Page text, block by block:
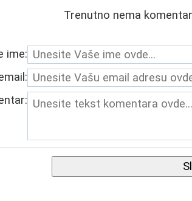
Trenutno nema
ime: